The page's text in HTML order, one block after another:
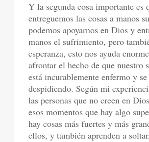
Y la segunda cosa importante es
entreguemos las cosas a manos
podemos apoyarnos en Dios y
manos el sufrimiento, pero
esperanza, esto nos ayuda
afrontar el hecho de que nuestro
está incurablemente enfermo y se
despidiendo. Según mi
las personas que no creen en
esos momentos que hay algo
hay cosas más fuertes y más
ellos, y también aprenden a